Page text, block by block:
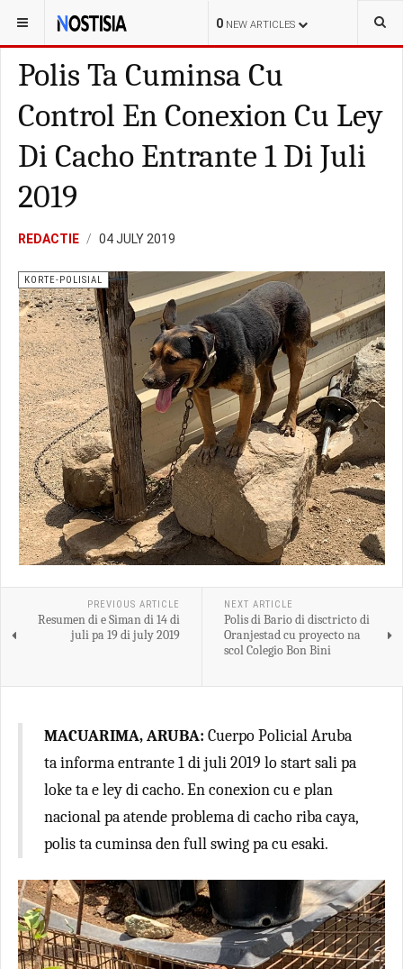
0 NEW ARTICLES
YOU ARE HERE: ARUBA KORTE-POLISIAL
Polis Ta Cuminsa Cu
Control En Conexion Cu Ley
Di Cacho Entrante 1 Di Juli
2019
REDACTIE 04 JULY 2019
KORTE-POLISIAL
PREVIOUS ARTICLE
Resumen di e Siman di 14 di
juli pa 19 di july 2019
NEXT ARTICLE
Polis di Bario di disctricto di
Oranjestad cu proyecto na
scol Colegio Bon Bini
MACUARIMA, ARUBA: Cuerpo Policial Aruba
ta informa entrante 1 di juli 2019 lo start sali pa
loke ta e ley di cacho. En conexion cu e plan
nacional pa atende problema di cacho riba caya,
polis ta cuminsa den full swing pa cu esaki.